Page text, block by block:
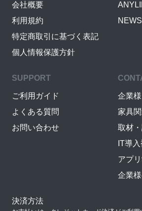
会社概要
利用規約
特定商取引に基づく表記
個人情報保護方針
NEWS
SUPPORT
ご利用ガイド
よくある質問
お問い合わせ
企業
家具
取材
IT導
アプ
企業
決済方法